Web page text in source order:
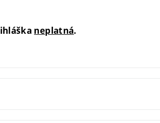
neplatná.